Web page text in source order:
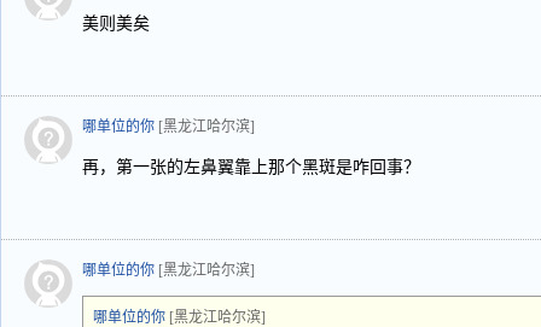
美则美矣
哪单位的你 [黑龙江哈尔滨]
再，第一张的左鼻翼靠上那个黑斑是咋回事？
哪单位的你 [黑龙江哈尔滨]
哪单位的你 [黑龙江哈尔滨]